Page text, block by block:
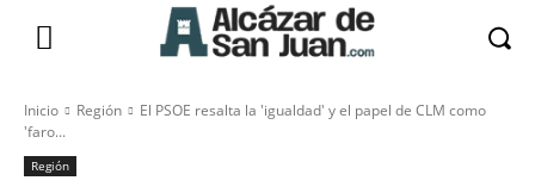
Inicio Región
El PSOE resalta la 'igualdad' y el papel de CLM como
'faro...
Región